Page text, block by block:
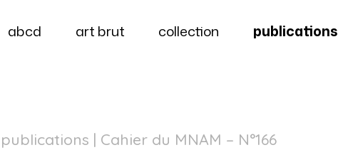
abcd art brut collection publications
publications | Cahier du MNAM – N°166